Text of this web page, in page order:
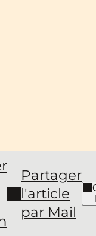
Partager
l'article
par Mail